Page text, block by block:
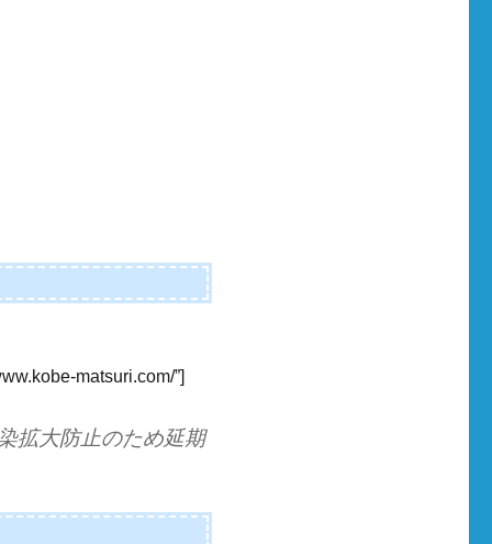
matsuri.com/”]
拡大防止のため延期